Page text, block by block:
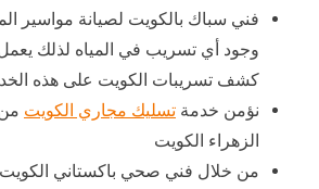
فني سباك بالكويت لصيانة مواسير
وجود أي تسريب في المياه لذلك
كشف تسريبات الكويت على هذه
نؤمن خدمة تسليك مجاري الكويت
الزهراء الكويت
من خلال فني صحي باكستاني